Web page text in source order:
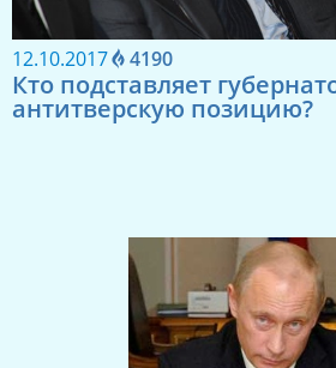
12.10.2017 4190
Кто подставляет
антитверскую позицию?